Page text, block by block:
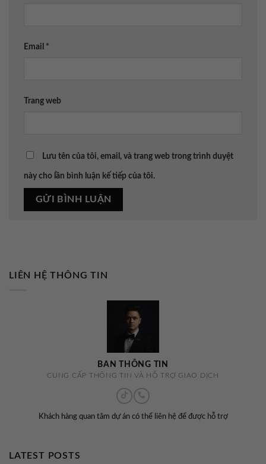
Email *
Trang web
Lưu tên của tôi, email, và trang web trong trình duyệt
này cho lần bình luận kế tiếp của tôi.
LIÊN HỆ THÔNG TIN
BAN THÔNG TIN
CUNG CẤP THÔNG TIN VÀ HỖ TRỢ GIAO DỊCH
Khách hàng quan tâm dự án có thể liên hệ để được hỗ trợ
LATEST POSTS